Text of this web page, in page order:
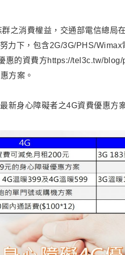
之消費權益，交通部電信總局
力下，包含2G/3G/PHS/
惠的資費方https://tel3c.tw/
方案。
新身心障礙者之4G資費優惠方